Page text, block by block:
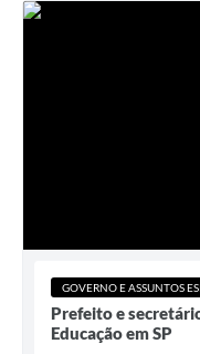
GOVERNO E ASSUNTOS
Prefeito e
Educação em SP